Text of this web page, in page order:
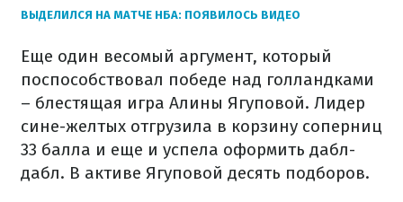
ВЫДЕЛИЛСЯ НА МАТЧЕ НБА: ПОЯВИЛОСЬ ВИДЕО
Еще один весомый аргумент, который
поспособствовал победе над голландками
– блестящая игра Алины Ягуповой. Лидер
сине-желтых отгрузила в корзину соперниц
33 балла и еще и успела оформить дабл-
дабл. В активе Ягуповой десять подборов.